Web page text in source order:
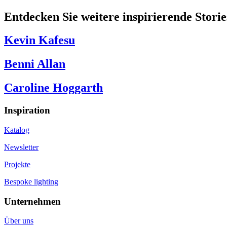
Entdecken Sie weitere inspirierende
Kevin Kafesu
Benni Allan
Caroline Hoggarth
Inspiration
Katalog
Newsletter
Projekte
Bespoke lighting
Unternehmen
Über uns